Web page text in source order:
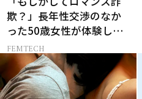
欺？」長年性交渉のなか
った50歳女性が体験した
SNSでの出会い
FEMTECH